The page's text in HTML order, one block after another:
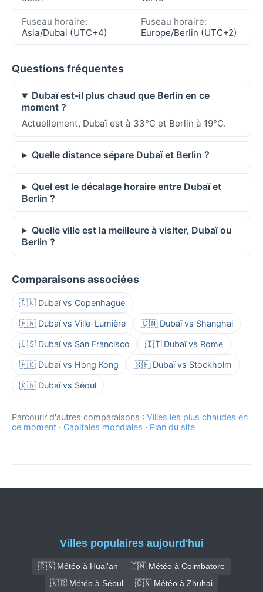
Fuseau horaire:
Asia/Dubai (UTC+4)
Fuseau horaire:
Europe/Berlin (UTC+2)
Questions fréquentes
Dubaï est-il plus chaud que Berlin en ce
moment ?
Actuellement, Dubaï est à 33°C et Berlin à 19°C.
Quelle distance sépare Dubaï et Berlin ?
Quel est le décalage horaire entre Dubaï et
Berlin ?
Quelle ville est la meilleure à visiter, Dubaï ou
Berlin ?
Comparaisons associées
🇩🇰 Dubaï vs Copenhague
🇫🇷 Dubaï vs Ville-Lumière 🇨🇳 Dubaï vs Shanghai
🇺🇸 Dubaï vs San Francisco 🇮🇹 Dubaï vs Rome
🇭🇰 Dubaï vs Hong Kong 🇸🇪 Dubaï vs Stockholm
🇰🇷 Dubaï vs Séoul
Parcourir d'autres comparaisons : Villes les plus chaudes en
ce moment · Capitales mondiales · Plan du site
Villes populaires aujourd'hui
🇨🇳 Météo à Huai'an
🇮🇳 Météo à Coimbatore
🇰🇷 Météo à Séoul
🇨🇳 Météo à Zhuhai